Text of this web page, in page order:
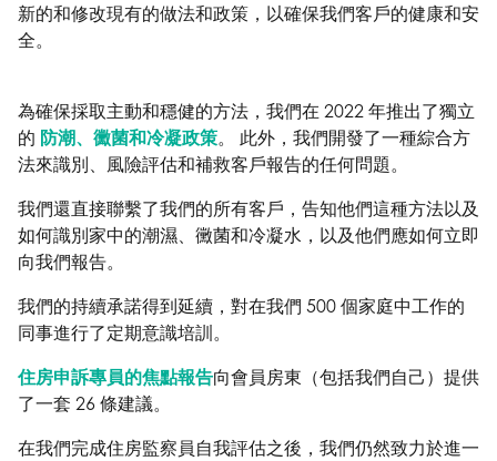
新的和修改現有的做法和政策，以確保我們客戶的健康和安
全。
為確保採取主動和穩健的方法，我們在 2022 年推出了獨立
的 防潮、黴菌和冷凝政策。 此外，我們開發了一種綜合方
法來識別、風險評估和補救客戶報告的任何問題。
我們還直接聯繫了我們的所有客戶，告知他們這種方法以及
如何識別家中的潮濕、黴菌和冷凝水，以及他們應如何立即
向我們報告。
我們的持續承諾得到延續，對在我們 500 個家庭中工作的
同事進行了定期意識培訓。
住房申訴專員的焦點報告向會員房東（包括我們自己）提供
了一套 26 條建議。
在我們完成住房監察員自我評估之後，我們仍然致力於進一